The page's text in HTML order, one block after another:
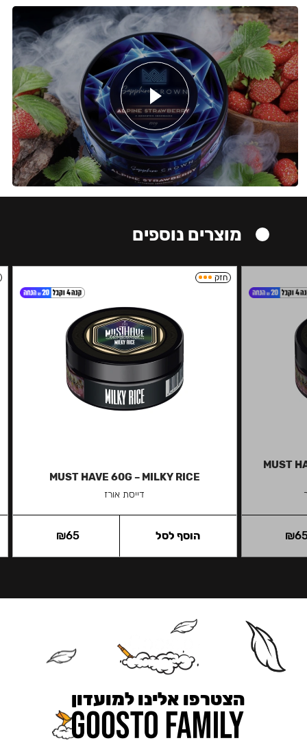
מוצרים נוספים
MUST
₪
חזק
MUST HAVE 60G – MILKY RICE
דייסת אורז
₪65 הוסף לסל
הצטרפו אלינו למועדון